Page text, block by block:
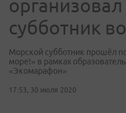
субботник
Морской субботник прошёл
море!» в рамках
«Экомарафон»
17:53, 30 июля 2020